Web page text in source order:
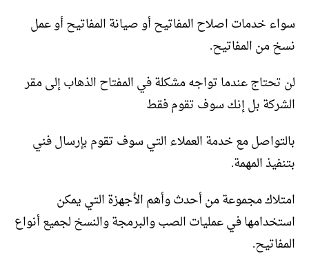
سواء خدمات اصلاح المفاتيح أو صيانة المفاتيح أو عمل
نسخ من المفاتيح.
لن تحتاج عندما تواجه مشكلة في المفتاح الذهاب إلى مقر
الشركة بل إنك سوف تقوم فقط
بالتواصل مع خدمة العملاء التي سوف تقوم بإرسال فني
بتنفيذ المهمة.
امتلاك مجموعة من أحدث وأهم الأجهزة التي يمكن
استخدامها في عمليات الصب والبرمجة والنسخ لجميع أنواع
المفاتيح.